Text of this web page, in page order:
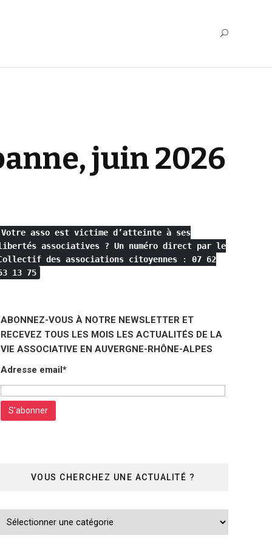
juin 2026
Votre asso est victime d’atteinte à ses
associatives ? Un numéro direct par le
des associations citoyennes : 07 62
13 75
ABONNEZ-VOUS À NOTRE NEWSLETTER ET
RECEVEZ TOUS LES MOIS LES ACTUALITÉS DE LA
VIE ASSOCIATIVE EN AUVERGNE-RHÔNE-ALPES
Adresse email*
VOUS CHERCHEZ UNE ACTUALITÉ ?
Vous